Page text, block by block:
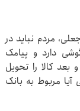
مردم نباید در
دارد و پیامک
بعد کالا را تحویل
مربوط به بانک